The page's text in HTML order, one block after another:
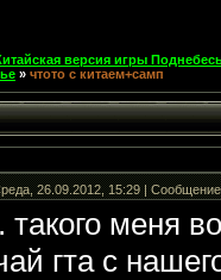
версия игры
» чтото с китаем+самп
26.09.2012, 15:29 |
такого меня
гта с